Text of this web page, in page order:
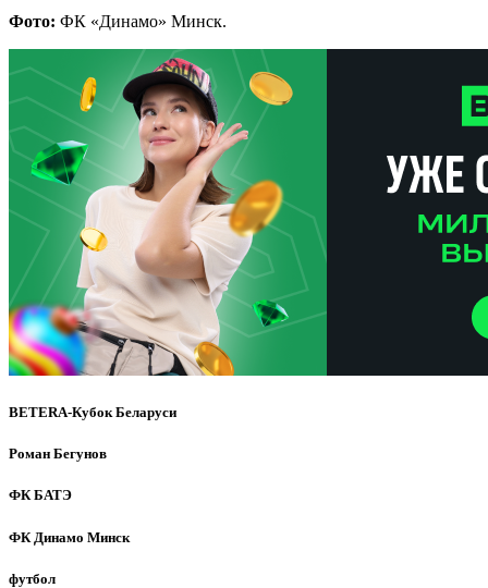
Фото: ФК «Динамо» Минск.
BETERA-Кубок Беларуси
Роман Бегунов
ФК БАТЭ
ФК Динамо Минск
футбол